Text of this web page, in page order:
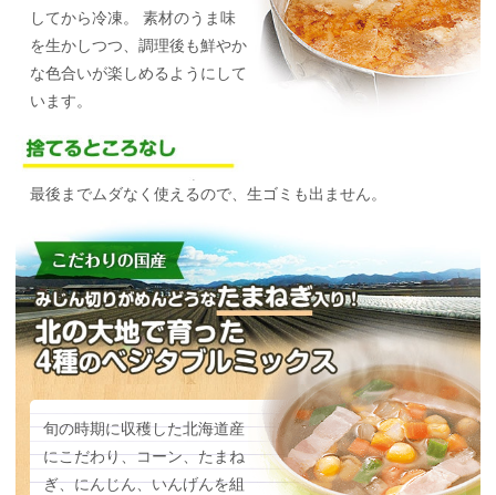
してから冷凍。
素材のうま味
を生かしつつ、調理後も鮮やか
な色合いが楽しめるようにして
います。
最後までムダなく使えるので、生ゴミも出ません。
旬の時期に収穫した北海道産
にこだわり、コーン、たまね
ぎ、にんじん、いんげんを組